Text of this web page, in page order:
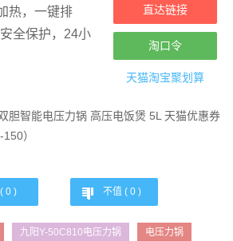
直达链接
淘口令
天猫淘宝聚划算
热，一键排
全保护，24小
0 ) 不值 ( 0 )
九阳Y-50C810电压力锅 电压力锅